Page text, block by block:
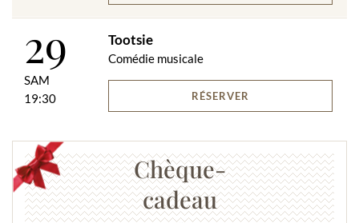
29
SAM
19:30
Tootsie
Comédie musicale
RÉSERVER
Chèque-
cadeau